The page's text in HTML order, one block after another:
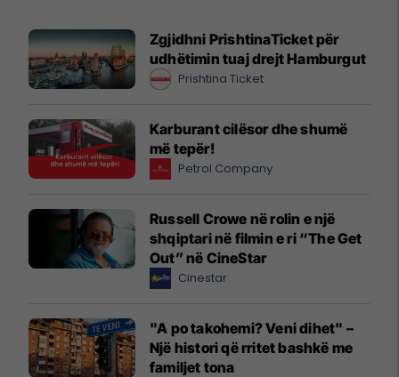
Zgjidhni PrishtinaTicket për
udhëtimin tuaj drejt Hamburgut
Prishtina Ticket
Karburant cilësor dhe shumë
më tepër!
Petrol Company
Russell Crowe në rolin e një
shqiptari në filmin e ri “The Get
Out” në CineStar
Cinestar
"A po takohemi? Veni dihet" –
Një histori që rritet bashkë me
familjet tona